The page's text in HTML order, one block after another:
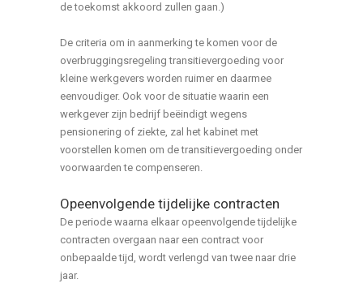
de toekomst akkoord zullen gaan.)
De criteria om in aanmerking te komen voor de
overbruggingsregeling transitievergoeding voor
kleine werkgevers worden ruimer en daarmee
eenvoudiger. Ook voor de situatie waarin een
werkgever zijn bedrijf beëindigt wegens
pensionering of ziekte, zal het kabinet met
voorstellen komen om de transitievergoeding onder
voorwaarden te compenseren.
Opeenvolgende tijdelijke contracten
De periode waarna elkaar opeenvolgende tijdelijke
contracten overgaan naar een contract voor
onbepaalde tijd, wordt verlengd van twee naar drie
jaar.